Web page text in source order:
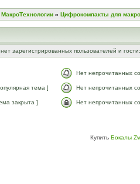
» Цифрокомпакты для
зарегистрированных пользователей и
Нет непрочитанных
тема ] Нет непрочитанных
закрыта ] Нет непрочитанных
Купить Бокалы